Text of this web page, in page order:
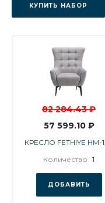
КУПИТЬ НАБОР
82 284.43 ₽
57 599.10 ₽
КРЕСЛО FETHIYE HM-
Количество 1
ДОБАВИТЬ